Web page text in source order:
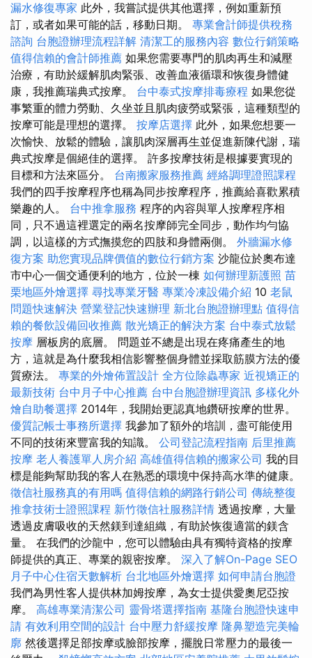
漏水修復專家 此外，我嘗試提供其他選擇，例如重新預
訂，或者如果可能的話，移動日期。 專業會計師提供稅務
諮詢 台胞證辦理流程詳解 清潔工的服務內容 數位行銷策略
值得信賴的會計師推薦 如果您需要專門的肌肉再生和減壓
治療，有助於緩解肌肉緊張、改善血液循環和恢復身體健
康，我推薦瑞典式按摩。 台中泰式按摩排毒療程 如果您從
事繁重的體力勞動、久坐並且肌肉疲勞或緊張，這種類型的
按摩可能是理想的選擇。 按摩店選擇 此外，如果您想要一
次愉快、放鬆的體驗，讓肌肉深層再生並促進新陳代謝，瑞
典式按摩是個絕佳的選擇。 許多按摩技術是根據要實現的
目標和方法來區分。 台南搬家服務推薦 經絡調理證照課程
我們的四手按摩程序也稱為同步按摩程序，推薦給喜歡累積
樂趣的人。 台中推拿服務 程序的內容與單人按摩程序相
同，只不過這裡選定的兩名按摩師完全同步，動作均勻協
調，以這樣的方式撫摸您的四肢和身體兩側。 外牆漏水修
復方案 助您實現品牌價值的數位行銷方案 沙龍位於奧布達
市中心一個交通便利的地方，位於一棟 如何辦理新護照 苗
栗地區外燴選擇 尋找專業牙醫 專業冷凍設備介紹 10 老鼠
問題快速解決 營業登記快速辦理 新北台胞證辦理點 值得信
賴的餐飲設備回收推薦 散光矯正的解決方案 台中泰式放鬆
按摩 層板房的底層。 問題並不總是出現在疼痛產生的地
方，這就是為什麼我相信影響整個身體並採取筋膜方法的優
質療法。 專業的外燴佈置設計 全方位除蟲專家 近視矯正的
最新技術 台中月子中心推薦 台中台胞證辦理資訊 多樣化外
燴自助餐選擇 2014年，我開始更認真地鑽研按摩的世界。
優質記帳士事務所選擇 我參加了額外的培訓，盡可能使用
不同的技術來豐富我的知識。 公司登記流程指南 后里推薦
按摩 老人養護單人房介紹 高雄值得信賴的搬家公司 我的目
標是能夠幫助我的客人在熟悉的環境中保持高水準的健康。
徵信社服務真的有用嗎 值得信賴的網路行銷公司 傳統整復
推拿技術士證照課程 新竹徵信社服務詳情 透過按摩，大量
透過皮膚吸收的天然鎂到達組織，有助於恢復適當的鎂含
量。 在我們的沙龍中，您可以體驗由具有獨特資格的按摩
師提供的真正、專業的親密按摩。 深入了解On-Page SEO
月子中心住宿天數解析 台北地區外燴選擇 如何申請台胞證
我們為男性客人提供林加姆按摩，為女士提供愛奧尼亞按
摩。 高雄專業清潔公司 靈骨塔選擇指南 基隆台胞證快速申
請 有效利用空間的設計 台中壓力舒緩按摩 隆鼻塑造完美輪
廓 然後選擇足部按摩或臉部按摩，擺脫日常壓力的最後一